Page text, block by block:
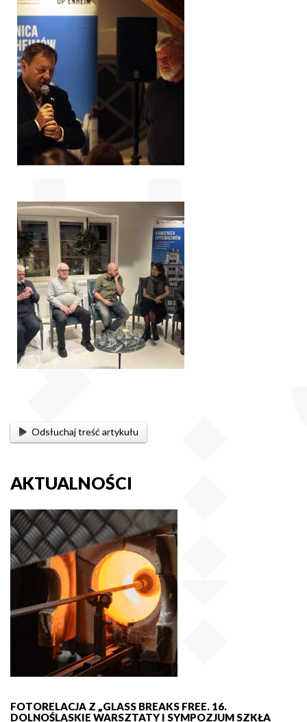
Odsłuchaj treść artykułu
AKTUALNOŚCI
FOTORELACJA Z „GLASS BREAKS FREE. 16.
DOLNOŚLĄSKIE WARSZTATY I SYMPOZJUM SZKŁA